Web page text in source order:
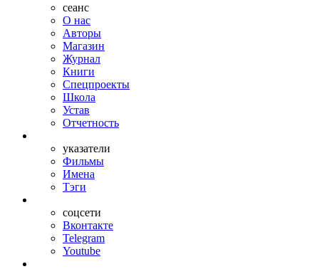
сеанс
О нас
Авторы
Магазин
Журнал
Книги
Спецпроекты
Школа
Устав
Отчетность
указатели
Фильмы
Имена
Тэги
соцсети
Вконтакте
Telegram
Youtube